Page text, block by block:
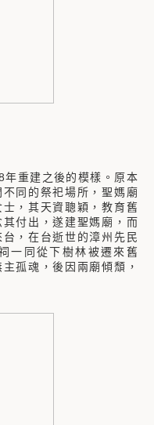
重建之後的模樣。原本
不同的祭祀場所，聖媽廟
，其天資聰穎，教育舊
付出，遂建聖媽廟，而
，在台逝世的漳州先民
一同從下樹林被遷來舊
孤魂，後因兩廟傾頹，